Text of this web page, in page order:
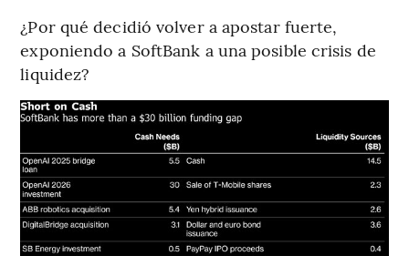
¿Por qué decidió volver a apostar fuerte,
exponiendo a SoftBank a una posible crisis de
liquidez?